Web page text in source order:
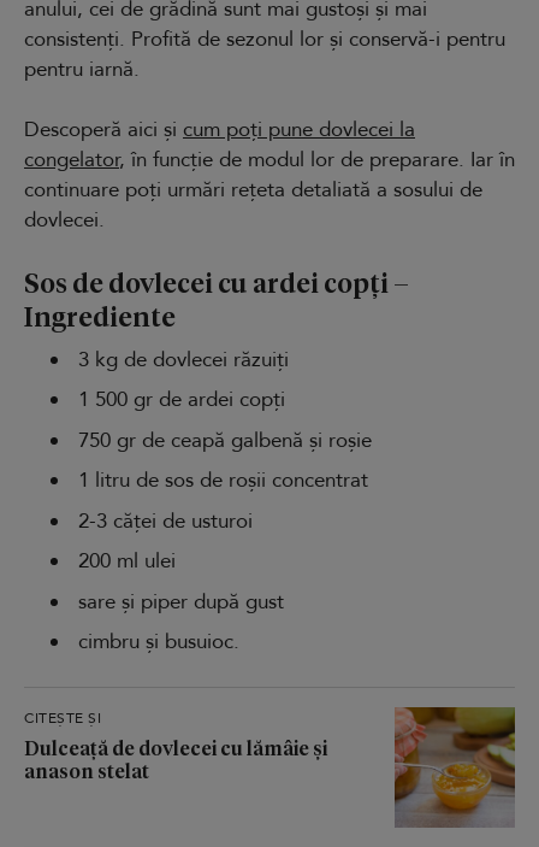
anului, cei de grădină sunt mai gustoși și mai
consistenți. Profită de sezonul lor și conservă-i pentru
pentru iarnă.
Descoperă aici și cum poți pune dovlecei la
congelator, în funcție de modul lor de preparare. Iar în
continuare poți urmări rețeta detaliată a sosului de
dovlecei.
Sos de dovlecei cu ardei copți –
Ingrediente
3 kg de dovlecei răzuiți
1 500 gr de ardei copți
750 gr de ceapă galbenă și roșie
1 litru de sos de roșii concentrat
2-3 căței de usturoi
200 ml ulei
sare și piper după gust
cimbru și busuioc.
CITEȘTE ȘI
Dulceață de dovlecei cu lămâie și
anason stelat